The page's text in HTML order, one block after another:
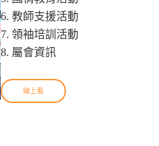
6. 教師支援活動
7. 領袖培訓活動
8. 屬會資訊
線上看